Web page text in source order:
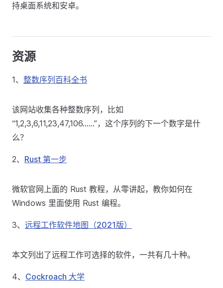
持桌面系统和安卓。
资源
1、 整数序列百科全书
该网站收集各种整数序列，比如
“1,2,3,6,11,23,47,106……”，这个序列的下一个数字是什
么？
2、 Rust 第一步
微软官网上面的 Rust 教程，从零讲起，教你如何在
Windows 里面使用 Rust 编程。
3、 远程工作软件地图（2021版）
本文列出了远程工作可选择的软件，一共有几十种。
4、 Cockroach 大学